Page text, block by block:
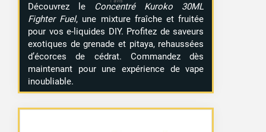
Découvrez le Concentré Kuroko 30ML
Fighter Fuel, une mixture fraîche et fruitée
pour vos e-liquides DIY. Profitez de saveurs
exotiques de grenade et pitaya, rehaussées
d’écorces de cédrat. Commandez dès
maintenant pour une expérience de vape
inoubliable.